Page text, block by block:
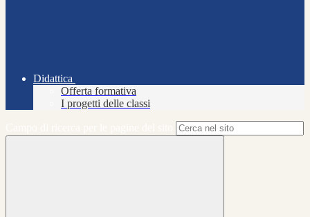
Didattica
Offerta formativa
I progetti delle classi